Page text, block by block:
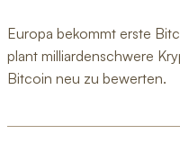
Europa bekommt erste
plant milliardenschwere
Bitcoin neu zu bewerten.